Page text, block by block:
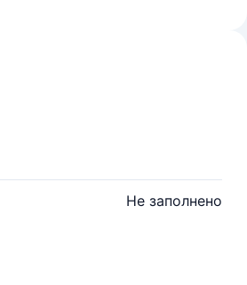
Не заполнено